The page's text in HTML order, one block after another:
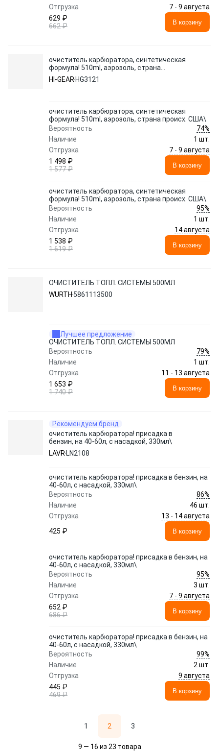
Отгрузка
7 - 9 августа
629 ₽
662 ₽
В корзину
очиститель карбюратора, синтетическая
формула! 510ml, аэрозоль, страна
происх. США\
HI-GEAR HG3121
очиститель карбюратора, синтетическая
формула! 510ml, аэрозоль, страна происх. США\
Вероятность
74%
Наличие
1 шт.
Отгрузка
7 - 9 августа
1 498 ₽
1 577 ₽
В корзину
очиститель карбюратора, синтетическая
формула! 510ml, аэрозоль, страна происх. США\
Вероятность
95%
Наличие
1 шт.
Отгрузка
14 августа
1 538 ₽
1 619 ₽
В корзину
ОЧИСТИТЕЛЬ ТОПЛ. СИСТЕМЫ 500МЛ
WURTH 5861113500
Лучшее предложение
ОЧИСТИТЕЛЬ ТОПЛ. СИСТЕМЫ 500МЛ
Вероятность
79%
Наличие
1 шт.
Отгрузка
11 - 13 августа
1 653 ₽
1 740 ₽
В корзину
Рекомендуем бренд
очиститель карбюратора! присадка в
бензин, на 40-60л, с насадкой, 330мл\
LAVR LN2108
очиститель карбюратора! присадка в бензин, на
40-60л, с насадкой, 330мл\
Вероятность
86%
Наличие
46 шт.
Отгрузка
13 - 14 августа
425 ₽
В корзину
очиститель карбюратора! присадка в бензин, на
40-60л, с насадкой, 330мл\
Вероятность
95%
Наличие
3 шт.
Отгрузка
7 - 9 августа
652 ₽
686 ₽
В корзину
очиститель карбюратора! присадка в бензин, на
40-60л, с насадкой, 330мл\
Вероятность
99%
Наличие
2 шт.
Отгрузка
9 августа
445 ₽
469 ₽
В корзину
1 2 3
9 — 16 из 23 товара